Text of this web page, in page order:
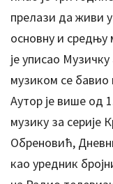
прелази да живи
основну и
је уписао
музиком се бавио
Аутор је више од
музику за серије
Обреновић,
као уредник